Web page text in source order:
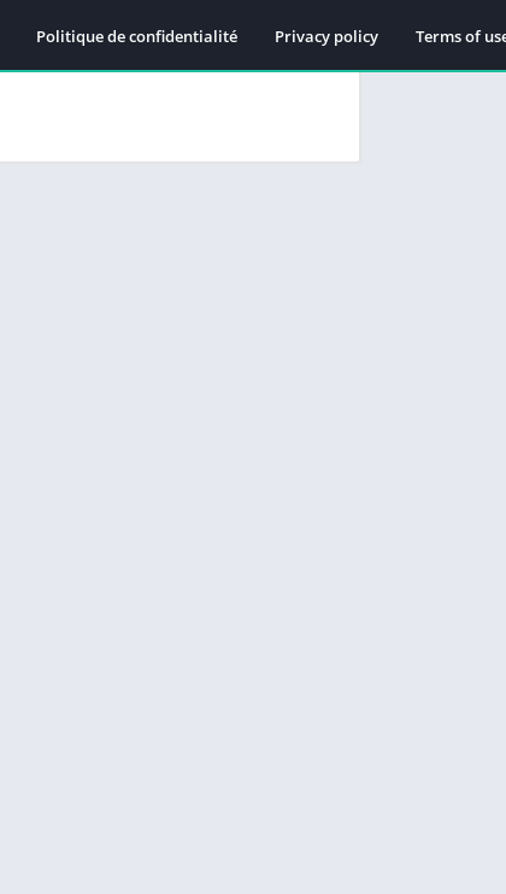
Politique de confidentialité Privacy policy Terms of